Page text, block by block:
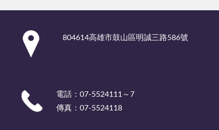
804614高雄市鼓山區明誠三路586號
電話：07-5524111～7
傳真：07-5524118